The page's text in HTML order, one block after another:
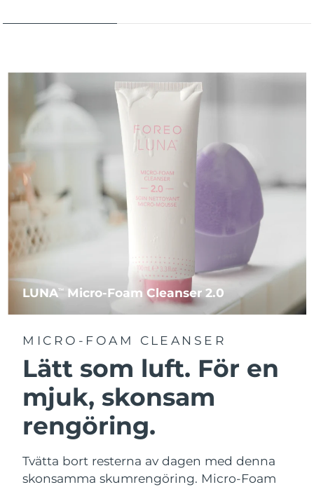
LUNATM Micro-Foam Cleanser 2.0
MICRO-FOAM CLEANSER
Lätt som luft. För en
mjuk, skonsam
rengöring.
Tvätta bort resterna av dagen med denna
skonsamma skumrengöring. Micro-Foam